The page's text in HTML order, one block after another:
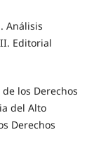
Análisis
Editorial
los Derechos
del Alto
Derechos